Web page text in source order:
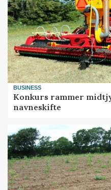
BUSINESS
Konkurs rammer
navneskifte